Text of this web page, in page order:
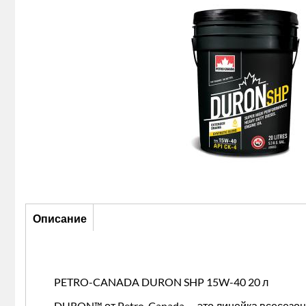
Описание
Описание
PETRO-CANADA DURON SHP 15W-40 20 л